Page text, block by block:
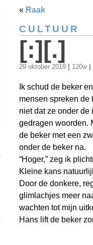
« Raak
CULTUUR
[:][.]
29 oktober 2019 120w
Ik schud de beker
mensen spreken de
niet dat ze onder
gedragen woorden.
de beker met een
onder de beker na.
“Hoger,” zeg ik
Kleine kans
Door de donkere,
glimlachjes meer
wachten tot mijn
Hans lift de beker